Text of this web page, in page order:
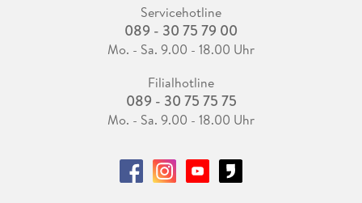
Servicehotline
089 - 30 75 79 00
Mo. - Sa. 9.00 - 18.00 Uhr
Filialhotline
089 - 30 75 75 75
Mo. - Sa. 9.00 - 18.00 Uhr